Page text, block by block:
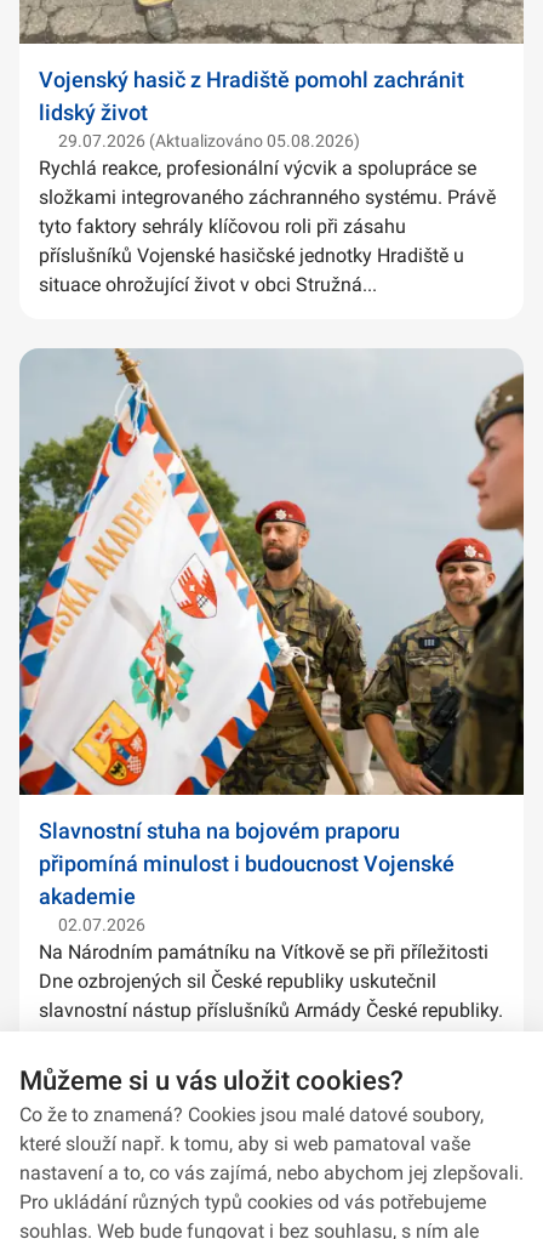
Vojenský hasič z Hradiště pomohl zachránit
lidský život
29.07.2026 (Aktualizováno 05.08.2026)
Rychlá reakce, profesionální výcvik a spolupráce se
složkami integrovaného záchranného systému. Právě
tyto faktory sehrály klíčovou roli při zásahu
příslušníků Vojenské hasičské jednotky Hradiště u
situace ohrožující život v obci Stružná...
Slavnostní stuha na bojovém praporu
připomíná minulost i budoucnost Vojenské
akademie
02.07.2026
Na Národním památníku na Vítkově se při příležitosti
Dne ozbrojených sil České republiky uskutečnil
slavnostní nástup příslušníků Armády České republiky.
stuh na bojové prapory vybranýc...
Můžeme si u vás uložit cookies?
Co že to znamená? Cookies jsou malé datové soubory,
které slouží např. k tomu, aby si web pamatoval vaše
nastavení a to, co vás zajímá, nebo abychom jej zlepšovali.
Pro ukládání různých typů cookies od vás potřebujeme
souhlas. Web bude fungovat i bez souhlasu, s ním ale